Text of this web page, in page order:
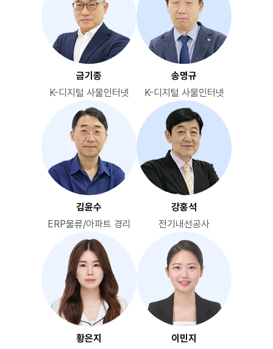
금기종
K-디지털 사물인터넷
송명규
K-디지털 사물인터넷
김윤수
ERP물류/아파트 경리
강홍석
전기내선공사
황은지
이민지